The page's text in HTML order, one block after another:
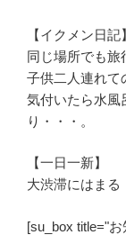
【イクメン日記】
同じ場所でも旅
子供二人連れて
気付いたら水風
り・・・。
【一日一新】
大渋滞にはまる
[su_box title="